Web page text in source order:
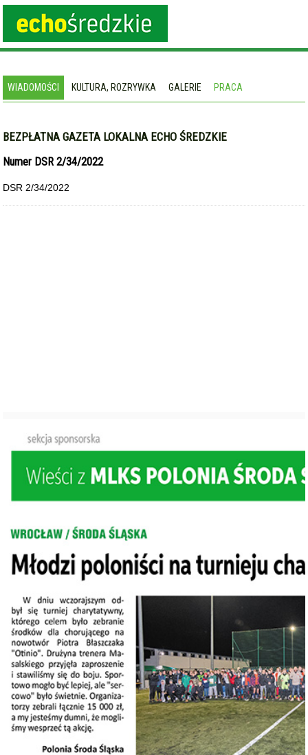
WIADOMOŚCI KULTURA, ROZRYWKA GALERIE PRACA
BEZPŁATNA GAZETA LOKALNA ECHO ŚREDZKIE
Numer DSR 2/34/2022
DSR 2/34/2022